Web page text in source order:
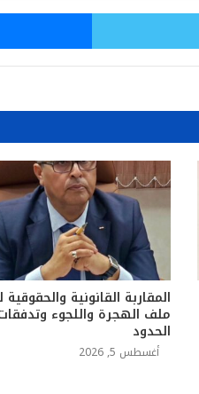
تويتر
المقاربة القانونية والحقوقية
ملف الهجرة واللجوء
الحدود
أغسطس 5, 2026